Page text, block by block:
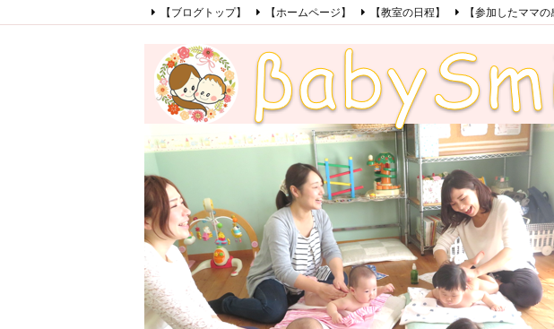
【ブログトップ】 【ホームページ】 【教室の日程】 【参加したママの